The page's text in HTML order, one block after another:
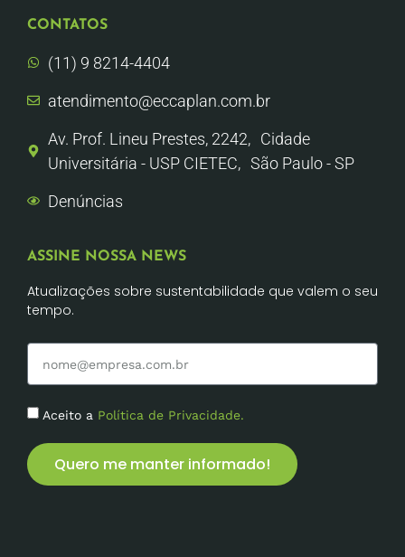
CONTATOS
(11) 9 8214-4404
atendimento@eccaplan.com.br
Av. Prof. Lineu Prestes, 2242, Cidade
Universitária - USP CIETEC, São Paulo - SP
Denúncias
ASSINE NOSSA NEWS
Atualizações sobre sustentabilidade que valem o seu
tempo.
Aceito a Política de Privacidade.
Quero me manter informado!